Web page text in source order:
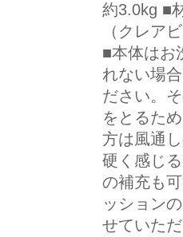
約3.0kg ■
（クレア
■本体はお
れない場
ださい。
をとるた
方は風通
硬く感じ
の補充も
ッション
せていた